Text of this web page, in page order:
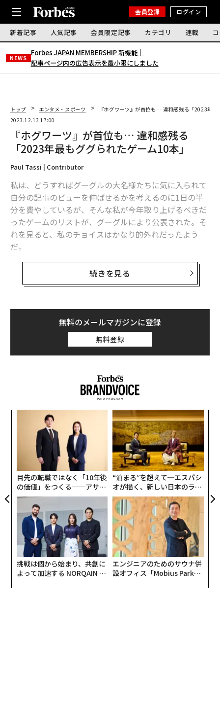
会員登録 ログイン
新着記事 人気記事 会員限定記事 カテゴリ 連載
NEWS
Forbes JAPAN MEMBERSHIP 新機能｜
記事ページ内の広告表示を最小限にしました
トップ エンタメ・スポーツ
『ホグワーツ』が首位も… 違和感残る「2023年
2023.12.13 17:00
『ホグワーツ』が首位も… 違和感残る
「2023年最もググられたゲーム10本」
Paul Tassi | Contributor
私は、どうすればグーグルの大名様たちに気に入られて
自分の記事のビューを伸ばせるかを考えるのに1日の半
分を費やしているが、そんな私が今年取り上げるべきだ
ったゲームのリストが、グーグルにより公表された。そ
れを見ると、私のチョイスはかなり的外れだったよう
だ。
グーグルは、2023年自社サイトで最も検索されたゲーム
のランキングを発表した。世界のトップ10は以下の通り
1位 ホグワーツ・レガシー
2位 The Last of Us
3位 Connections
4位 Battlegrounds Mobile India
6位 バルダーズ・ゲート3
8位 ディアブロIV
9位 Atomic Heart
10位 Sons Of The Forest
続きを見る
無料のメールマガジンに登録
無料登録
目先の転職ではなく「10年後
の価値」をつくる──アサイ
ンの長期伴走型支援とは
“泊まる”を超えて─エスパシ
オが描く、新しい日本のラグ
ジュアリー（中編）
挑戦は個から始まり、共創に
よって加速する NORQAIN JA
エンジニアのためのサウナ併
設オフィス「Mobius Park」